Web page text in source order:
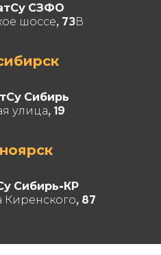
СЗФО
шоссе, 73В
Сибирь
улица, 19
Сибирь-КР
Киренского, 87